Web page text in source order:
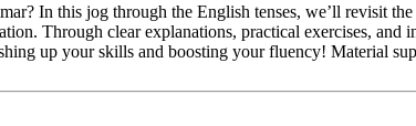
In this jog through the English tenses, we’ll revisit
Through clear explanations, practical exercises,
up your skills and boosting your fluency! Material